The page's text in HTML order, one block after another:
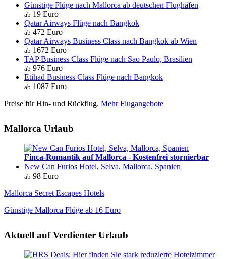
Günstige Flüge nach Mallorca ab deutschen Flughäfen
ab 19 Euro
Qatar Airways Flüge nach Bangkok
ab 472 Euro
Qatar Airways Business Class nach Bangkok ab Wien
ab 1672 Euro
TAP Business Class Flüge nach Sao Paulo, Brasilien
ab 976 Euro
Etihad Business Class Flüge nach Bangkok
ab 1087 Euro
Preise für Hin- und Rückflug. Mehr Flugangebote
Mallorca Urlaub
Finca-Romantik auf Mallorca - Kostenfrei stornierbar
New Can Furios Hotel, Selva, Mallorca, Spanien
ab 98 Euro
Mallorca Secret Escapes Hotels
Günstige Mallorca Flüge ab 16 Euro
Aktuell auf Verdienter Urlaub